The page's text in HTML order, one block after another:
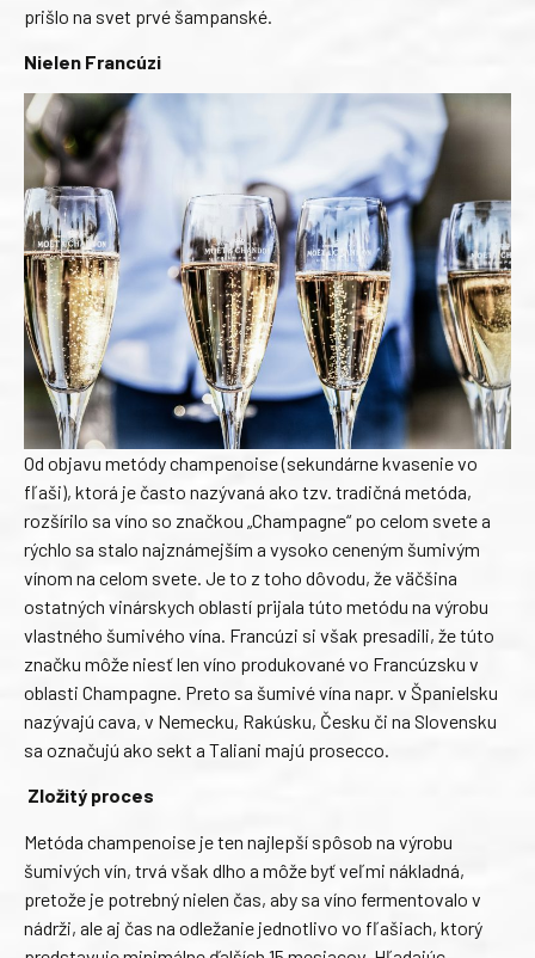
prišlo na svet prvé šampanské.
Nielen Francúzi
Od objavu metódy champenoise (sekundárne kvasenie vo
fľaši), ktorá je často nazývaná ako tzv. tradičná metóda,
rozšírilo sa víno so značkou „Champagne“ po celom svete a
rýchlo sa stalo najznámejším a vysoko ceneným šumivým
vínom na celom svete. Je to z toho dôvodu, že väčšina
ostatných vinárskych oblastí prijala túto metódu na výrobu
vlastného šumivého vína. Francúzi si však presadili, že túto
značku môže niesť len víno produkované vo Francúzsku v
oblasti Champagne. Preto sa šumivé vína napr. v Španielsku
nazývajú cava, v Nemecku, Rakúsku, Česku či na Slovensku
sa označujú ako sekt a Taliani majú prosecco.
Zložitý proces
Metóda champenoise je ten najlepší spôsob na výrobu
šumivých vín, trvá však dlho a môže byť veľmi nákladná,
pretože je potrebný nielen čas, aby sa víno fermentovalo v
nádrži, ale aj čas na odležanie jednotlivo vo fľašiach, ktorý